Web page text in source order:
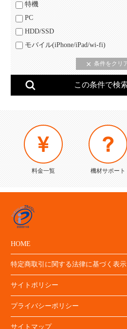
特機
PC
HDD/SSD
モバイル(iPhone/iPad/wi-fi)
料金一覧 機材サポート
HOME
特定商取引に関する法律に基づく表示
サイトポリシー
プライバシーポリシー
サイトマップ